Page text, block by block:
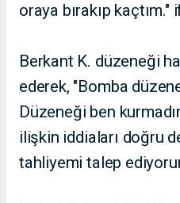
oraya bırakıp kaçtım."
Berkant K. düzeneği
ederek, "Bomba
Düzeneği ben
ilişkin iddiaları doğru
tahliyemi talep